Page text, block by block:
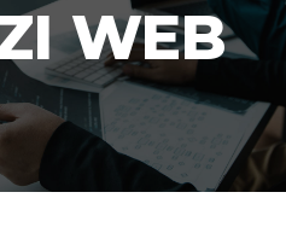
WEB